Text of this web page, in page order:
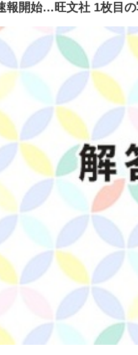
報開始…旺文社 1枚目